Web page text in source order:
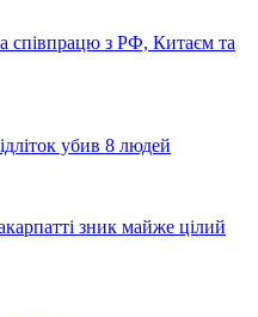
з РФ, Китаєм та
убив 8 людей
зник майже цілий